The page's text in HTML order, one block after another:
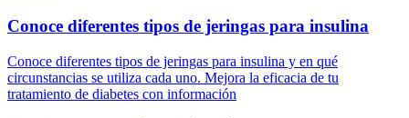
Conoce diferentes tipos de jeringas para insulina
Conoce diferentes tipos de jeringas para insulina y en qué
circunstancias se utiliza cada uno. Mejora la eficacia de tu
tratamiento de diabetes con información